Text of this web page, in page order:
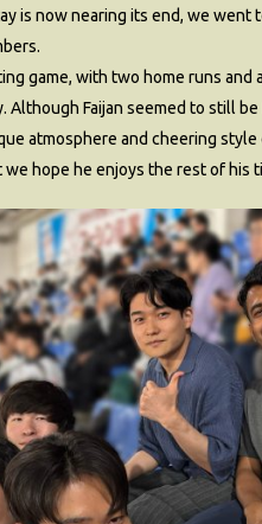
is now nearing its end, we went
game, with two home runs and
Although Faijan seemed to still
atmosphere and cheering style
we hope he enjoys the rest of his